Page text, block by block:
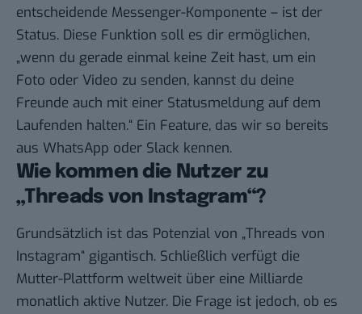
entscheidende Messenger-Komponente – ist der
Status. Diese Funktion soll es dir ermöglichen,
„wenn du gerade einmal keine Zeit hast, um ein
Foto oder Video zu senden, kannst du deine
Freunde auch mit einer Statusmeldung auf dem
Laufenden halten.“ Ein Feature, das wir so bereits
aus WhatsApp oder Slack kennen.
Wie kommen die Nutzer zu
„Threads von Instagram“?
Grundsätzlich ist das Potenzial von „Threads von
Instagram“ gigantisch. Schließlich verfügt die
Mutter-Plattform weltweit über eine Milliarde
monatlich aktive Nutzer. Die Frage ist jedoch, ob es